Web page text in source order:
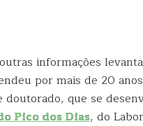
informações
por mais de 20
doutorado, que se
Pico dos Dias, do